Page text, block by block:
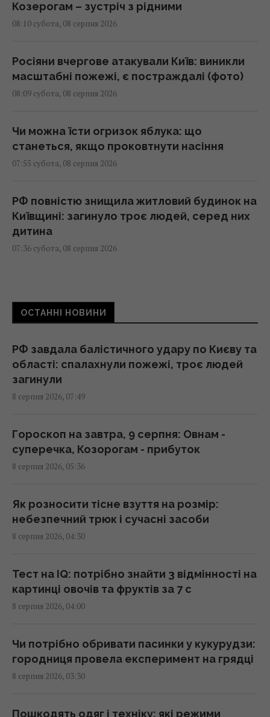
Козерогам – зустріч з рідними
08:10 субота, 08 серпня 2026
Росіяни вчергове атакували Київ: виникли
масштабні пожежі, є постраждалі (фото)
08:09 субота, 08 серпня 2026
Чи можна їсти огризок яблука: що
станеться, якщо проковтнути насіння
07:55 субота, 08 серпня 2026
РФ повністю знищила житловий будинок на
Київщині: загинуло троє людей, серед них
дитина
07:36 субота, 08 серпня 2026
показало, в якій ягоді більше поживних
речовин
Три Спаси, Успіння та Усікновення:
православний календар на серпень 2026
07:30 субота, 08 серпня 2026
Магнітна буря охопить Землю: свіжий
прогноз на 3 дні (графік)
07:10 субота, 08 серпня 2026
8 серпня: церковне свято сьогодні, що
потрібно зробити, щоб здійснилося
бажання
Вражають уяву: які найбільші організми на
планеті
Україна у липні збила 87% ударних дронів і
лише 15% балістичних ракет, - звіт
ОСТАННІ НОВИНИ
РФ завдала балістичного удару по Києву та
області: спалахнули пожежі, троє людей
загинули
8 серпня 2026, 07:49
Гороскоп на завтра, 9 серпня: Овнам -
суперечка, Козорогам - прибуток
8 серпня 2026, 05:36
Як розносити тісне взуття на розмір:
небезпечний трюк і сучасні засоби
8 серпня 2026, 04:30
Тест на IQ: потрібно знайти 3 відмінності на
картинці овочів та фруктів за 7 с
8 серпня 2026, 04:00
Чи потрібно обривати пасинки у кукурудзи:
городниця провела експеримент на грядці
8 серпня 2026, 03:30
Пошкодять одяг і техніку: які режими